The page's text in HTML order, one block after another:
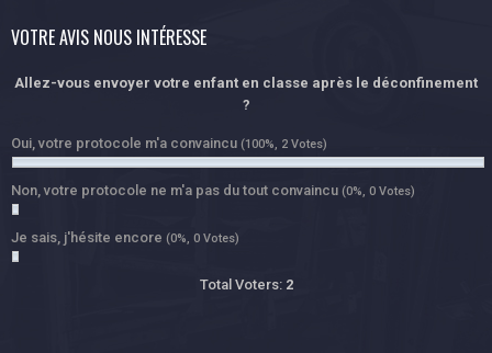
VOTRE AVIS NOUS INTÉRESSE
Allez-vous envoyer votre enfant en classe après le déconfinement
?
Oui, votre protocole m'a convaincu (100%, 2 Votes)
Non, votre protocole ne m'a pas du tout convaincu (0%, 0 Votes)
Je sais, j'hésite encore (0%, 0 Votes)
Total Voters: 2